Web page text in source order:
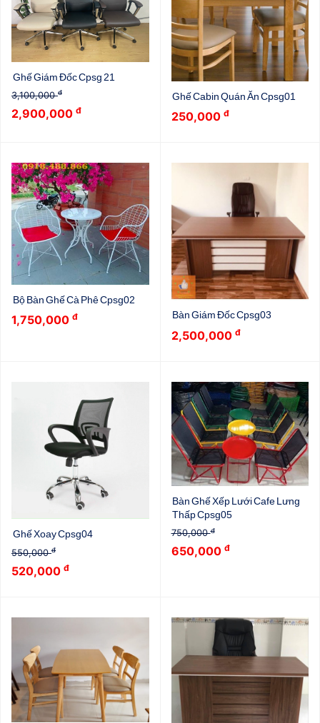
Ghế Giám Đốc Cpsg 21
3,100,000đ
2,900,000 đ
Ghế Cabin Quán Ăn Cpsg01
250,000 đ
Bộ Bàn Ghế Cà Phê Cpsg02
1,750,000 đ Bàn Giám Đốc Cpsg03
2,500,000 đ
Ghế Xoay Cpsg04
550,000đ
520,000 đ
Bàn Ghế Xếp Lưới Cafe Lưng
Thấp Cpsg05
750,000đ
650,000 đ